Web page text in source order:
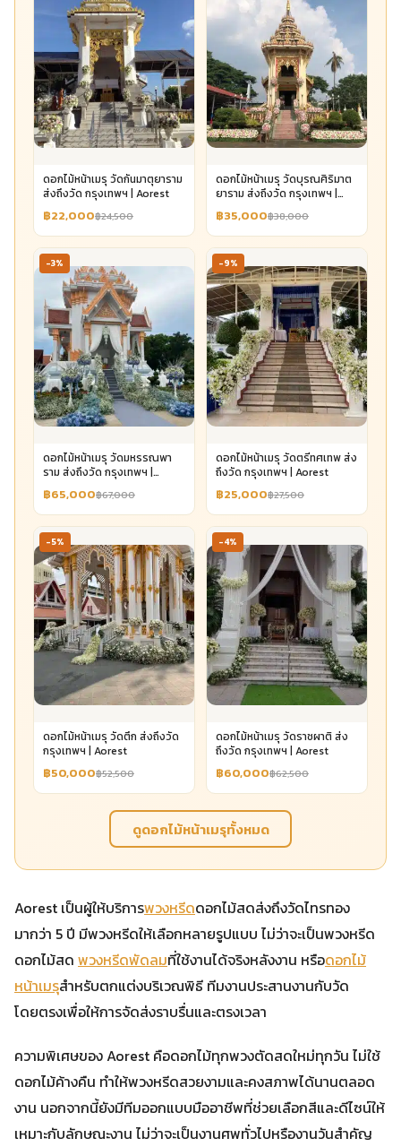
ดอกไม้หน้าเมรุ วัดกันมาตุยาราม
ส่งถึงวัด กรุงเทพฯ | Aorest
฿22,000฿24,500
ดอกไม้หน้าเมรุ วัดบุรณศิริมาต
ยาราม ส่งถึงวัด กรุงเทพฯ |
Aorest
฿35,000฿38,000
-3%
ดอกไม้หน้าเมรุ วัดมหรรณพา
ราม ส่งถึงวัด กรุงเทพฯ |
Aorest
฿65,000฿67,000
-9%
ดอกไม้หน้าเมรุ วัดตรีทศเทพ ส่ง
ถึงวัด กรุงเทพฯ | Aorest
฿25,000฿27,500
-5%
ดอกไม้หน้าเมรุ วัดตึก ส่งถึงวัด
กรุงเทพฯ | Aorest
฿50,000฿52,500
-4%
ดอกไม้หน้าเมรุ วัดราชผาติ ส่ง
ถึงวัด กรุงเทพฯ | Aorest
฿60,000฿62,500
ดูดอกไม้หน้าเมรุทั้งหมด
Aorest เป็นผู้ให้บริการพวงหรีดดอกไม้สดส่งถึงวัดไทรทอง
มากว่า 5 ปี มีพวงหรีดให้เลือกหลายรูปแบบ ไม่ว่าจะเป็นพวงหรีด
ดอกไม้สด พวงหรีดพัดลมที่ใช้งานได้จริงหลังงาน หรือดอกไม้
หน้าเมรุสำหรับตกแต่งบริเวณพิธี ทีมงานประสานงานกับวัด
โดยตรงเพื่อให้การจัดส่งราบรื่นและตรงเวลา
ความพิเศษของ Aorest คือดอกไม้ทุกพวงตัดสดใหม่ทุกวัน ไม่ใช้
ดอกไม้ค้างคืน ทำให้พวงหรีดสวยงามและคงสภาพได้นานตลอด
งาน นอกจากนี้ยังมีทีมออกแบบมืออาชีพที่ช่วยเลือกสีและดีไซน์ให้
เหมาะกับลักษณะงาน ไม่ว่าจะเป็นงานศพทั่วไปหรืองานวันสำคัญ